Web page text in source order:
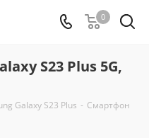
0
S23 Plus 5G,
Galaxy S23 Plus - Смартфон